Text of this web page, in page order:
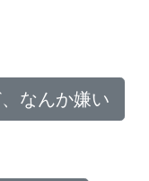
なんか嫌い